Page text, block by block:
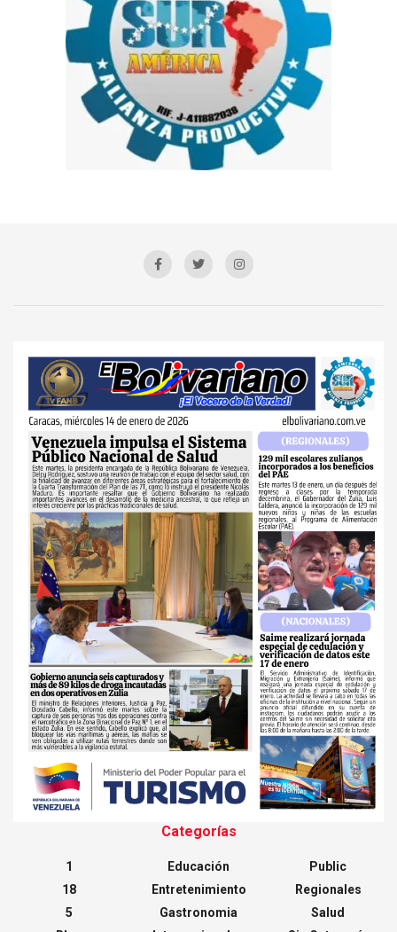
Categorías
1
18
5
Educación
Entretenimiento
Gastronomia
Public
Regionales
Salud